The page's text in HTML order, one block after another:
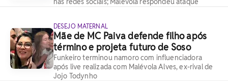
DESEJO MATERNAL
Mãe de MC Paiva defende filho após
término e projeta futuro de Soso
Funkeiro terminou namoro com influenciadora
após live realizada com Malévola Alves, ex-rival de
Jojo Todynho